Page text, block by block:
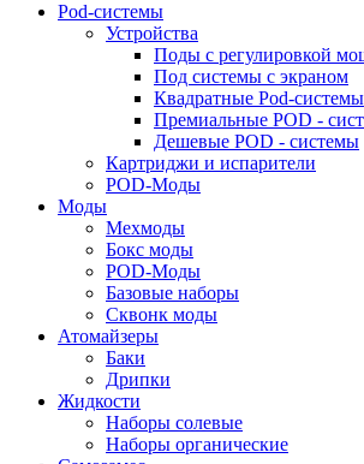
Pod-системы
Устройства
Поды с регулировкой
Под системы с экраном
Квадратные Pod-системы
Премиальные POD -
Дешевые POD - системы
Картриджи и испарители
POD-Моды
Моды
Мехмоды
Бокс моды
POD-Моды
Базовые наборы
Сквонк моды
Атомайзеры
Баки
Дрипки
Жидкости
Наборы солевые
Наборы органические